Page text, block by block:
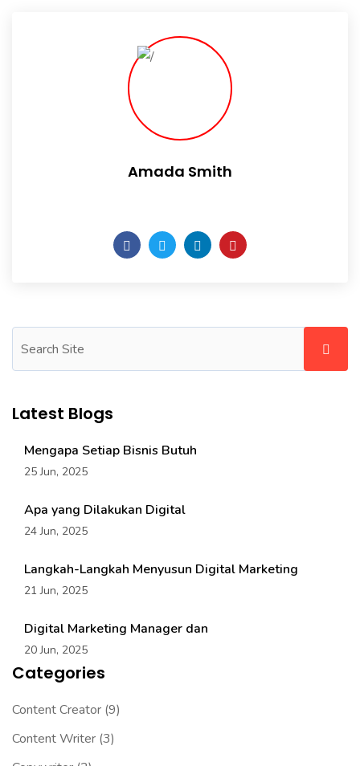
Amada Smith
Latest Blogs
Mengapa Setiap Bisnis Butuh
25 Jun, 2025
Apa yang Dilakukan Digital
24 Jun, 2025
Langkah-Langkah Menyusun Digital Marketing
21 Jun, 2025
Digital Marketing Manager dan
20 Jun, 2025
Categories
Content Creator (9)
Content Writer (3)